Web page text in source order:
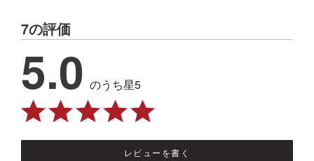
7の評価
5.0 のうち星5
レビューを書く